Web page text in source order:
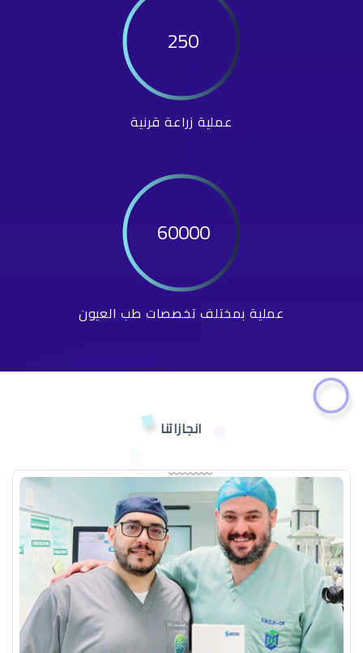
250
عملية زراعة قرنية
60000
عملية بمختلف تخصصات طب العيون
انجازاتنا